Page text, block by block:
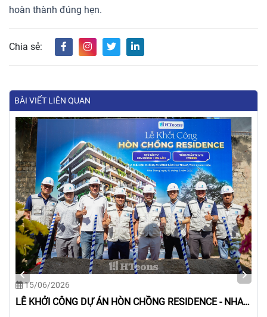
hoàn thành đúng hẹn.
Chia sẻ:
BÀI VIẾT LIÊN QUAN
15/06/2026
LỄ KHỞI CÔNG DỰ ÁN HÒN CHỒNG RESIDENCE - NHA